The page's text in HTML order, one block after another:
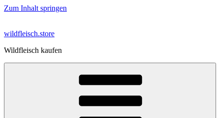
Zum Inhalt springen
wildfleisch.store
Wildfleisch kaufen